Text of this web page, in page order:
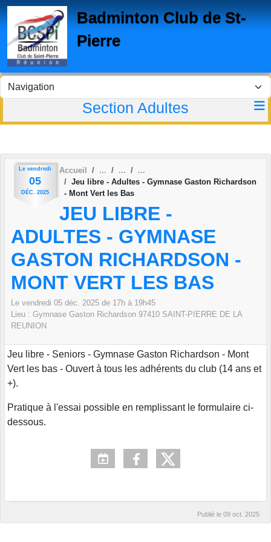
Badminton Club de St-
Pierre
Section Adultes
Le vendredi
05
DÉC. 2025
Accueil
Jeu libre - Adultes - Gymnase Gaston Richardson
- Mont Vert les Bas
JEU LIBRE -
ADULTES - GYMNASE
GASTON RICHARDSON -
MONT VERT LES BAS
Le vendredi 05 déc. 2025 de 17h à 19h45
Lieu : Gymnase Gaston Richardson 97410 SAINT-PIERRE DE LA
REUNION
Jeu libre - Seniors - Gymnase Gaston Richardson - Mont
Vert les bas - Ouvert à tous les adhérents du club (14 ans et
+).
Pratique à l'essai possible en remplissant le formulaire ci-
dessous.
Publié le 09 oct. 2025
Panneau de gestion des cookies